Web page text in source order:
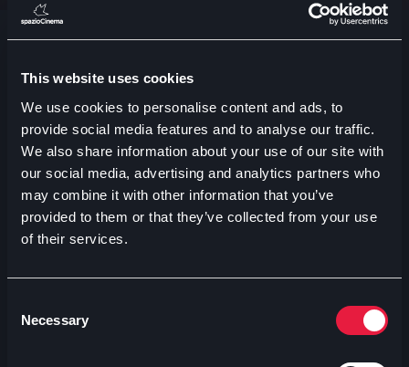
This website uses cookies
We use cookies to personalise content and ads, to
provide social media features and to analyse our traffic.
We also share information about your use of our site with
our social media, advertising and analytics partners who
may combine it with other information that you’ve
provided to them or that they’ve collected from your use
of their services.
Selection
Necessary
evitare la condanna a morte per il suo assistito sono
caso, ascoltando le testimonianze dei conoscenti di
Misumi, dei familiari della vittima e dello stesso
indiziato, Shigemori inizia a dubitare che l’uomo sia
davvero colpevole.
Acquista il tuo biglietto